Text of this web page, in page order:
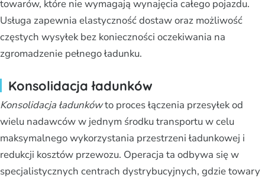
towarów, które nie wymagają wynajęcia całego pojazdu.
Usługa zapewnia elastyczność dostaw oraz możliwość
częstych wysyłek bez konieczności oczekiwania na
zgromadzenie pełnego ładunku.
Konsolidacja ładunków
Konsolidacja ładunkówto proces łączenia przesyłek od
wielu nadawców w jednym środku transportu w celu
maksymalnego wykorzystania przestrzeni ładunkowej i
redukcji kosztów przewozu. Operacja ta odbywa się w
specjalistycznych centrach dystrybucyjnych, gdzie towary